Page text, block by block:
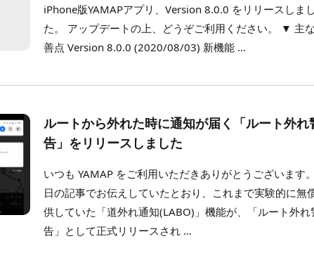
iPhone版YAMAPアプリ、Version 8.0.0 をリリースしまし
た。 アップデートの上、どうぞご利用ください。 ▼ 主
善点 Version 8.0.0 (2020/08/03) 新機能 …
ルートから外れた時に通知が届く「ルート外れ
告」をリリースしました
いつも YAMAP をご利用いただきありがとうございます
日の記事でお伝えしていたとおり、これまで実験的に無
供していた「道外れ通知(LABO)」機能が、「ルート外れ
告」として正式リリースされ …